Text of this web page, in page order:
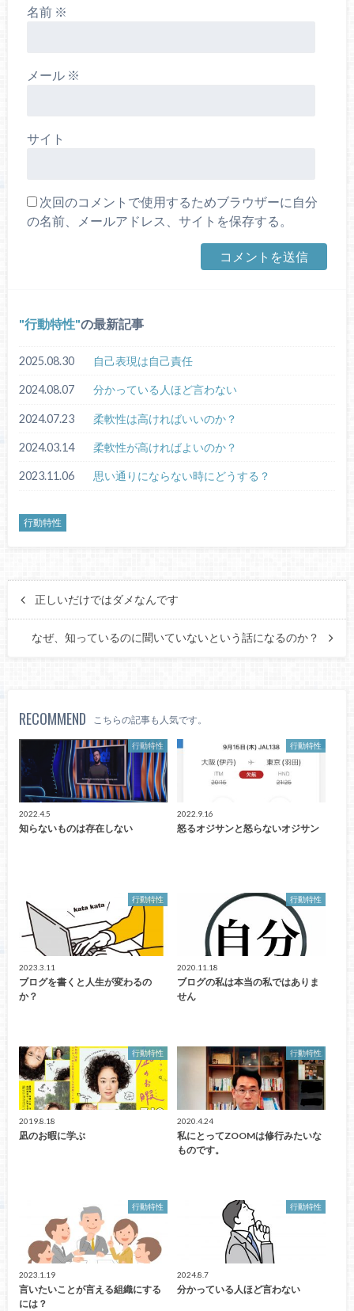
名前 ※
メール ※
サイト
次回のコメントで使用するためブラウザーに自分
の名前、メールアドレス、サイトを保存する。
行動特性 の最新記事
2025.08.30 自己表現は自己責任
2024.08.07 分かっている人ほど言わない
2024.07.23 柔軟性は高ければいいのか？
2024.03.14 柔軟性が高ければよいのか？
2023.11.06 思い通りにならない時にどうする？
行動特性
正しいだけではダメなんです
なぜ、知っているのに聞いていないという話になるのか？
RECOMMEND こちらの記事も人気です。
行動特性
2022.4.5
知らないものは存在しない
行動特性
2022.9.16
怒るオジサンと怒らないオジサン
行動特性
2023.3.11
ブログを書くと人生が変わるの
か？
行動特性
2020.11.18
ブログの私は本当の私ではありま
せん
行動特性
2019.8.18
凪のお暇に学ぶ
行動特性
2020.4.24
私にとってZOOMは修行みたいな
ものです。
行動特性
2023.1.19
言いたいことが言える組織にする
には？
行動特性
2024.8.7
分かっている人ほど言わない